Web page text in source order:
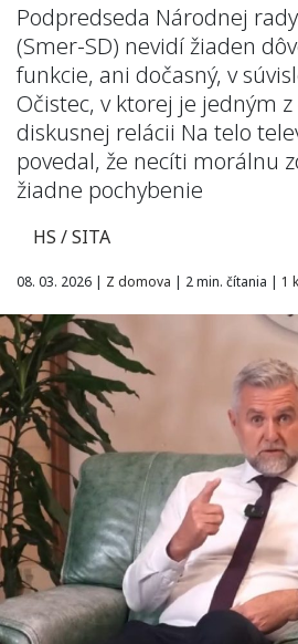
Podpredseda Národnej
(Smer-SD) nevidí žiaden
funkcie, ani dočasný, v
Očistec, v ktorej je jedným
diskusnej relácii Na telo
povedal, že necíti morálnu
žiadne pochybenie
HS / SITA
08. 03. 2026 | Z domova | 2 min. čítania | 1